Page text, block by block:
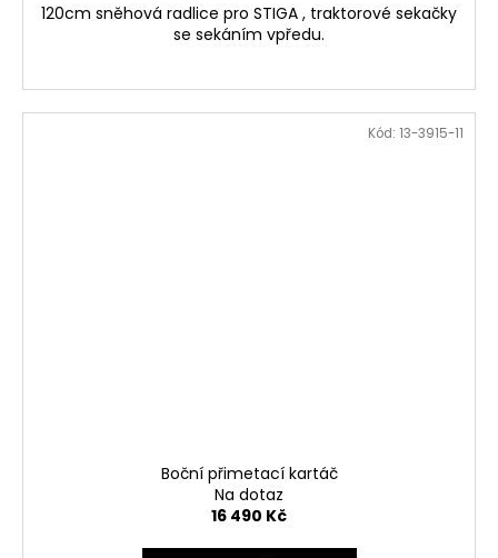
120cm sněhová radlice pro STIGA , traktorové sekačky
se sekáním vpředu.
Boční přimetací kartáč
Na dotaz
16 490 Kč
Kód: 13-3915-11